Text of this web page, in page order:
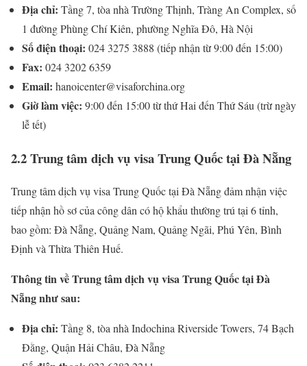
Địa chỉ: Tầng 7, tòa nhà Trường Thịnh, Tràng An Complex, số
1 đường Phùng Chí Kiên, phường Nghĩa Đô, Hà Nội
Số điện thoại: 024 3275 3888 (tiếp nhận từ 9:00 đến 15:00)
Fax: 024 3202 6359
Email: hanoicenter@visaforchina.org
Giờ làm việc: 9:00 đến 15:00 từ thứ Hai đến Thứ Sáu (trừ ngày
lễ tết)
2.2 Trung tâm dịch vụ visa Trung Quốc tại Đà Nẵng
Trung tâm dịch vụ visa Trung Quốc tại Đà Nẵng đảm nhận việc
tiếp nhận hồ sơ của công dân có hộ khẩu thường trú tại 6 tỉnh,
bao gồm: Đà Nẵng, Quảng Nam, Quảng Ngãi, Phú Yên, Bình
Định và Thừa Thiên Huế.
Thông tin về Trung tâm dịch vụ visa Trung Quốc tại Đà
Nẵng như sau:
Địa chỉ: Tầng 8, tòa nhà Indochina Riverside Towers, 74 Bạch
Đằng, Quận Hải Châu, Đà Nẵng